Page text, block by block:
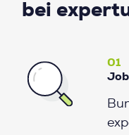
bei
01
Job